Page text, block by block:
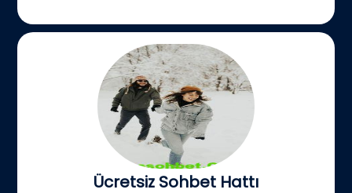
Ücretsiz Sohbet Hattı